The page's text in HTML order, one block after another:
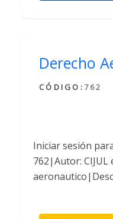
Derecho
CÓDIGO: 762
Iniciar sesión
762|Autor: CIJUL